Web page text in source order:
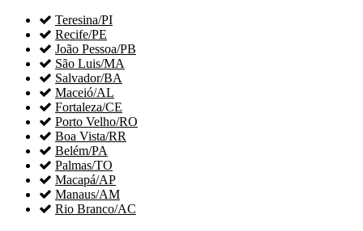
 Teresina/PI
 Recife/PE
 João Pessoa/PB
 São Luis/MA
 Salvador/BA
 Maceió/AL
 Fortaleza/CE
 Porto Velho/RO
 Boa Vista/RR
 Belém/PA
 Palmas/TO
 Macapá/AP
 Manaus/AM
 Rio Branco/AC